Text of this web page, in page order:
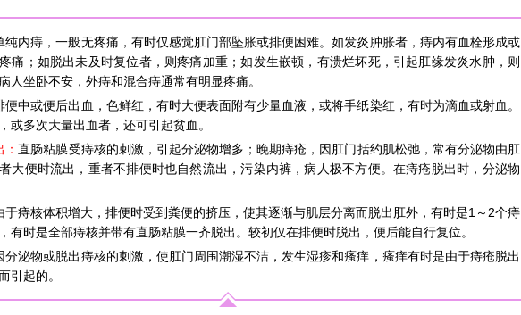
纯内痔，一般无疼痛，有时仅感觉肛门部坠胀或排便困难。如发炎肿胀者，痔内有血栓形成或
痛；如脱出未及时复位者，则疼痛加重；如发生嵌顿，有溃烂坏死，引起肛缘发炎水肿，则
人坐卧不安，外痔和混合痔通常有明显疼痛。
便中或便后出血，色鲜红，有时大便表面附有少量血液，或将手纸染红，有时为滴血或射血。
或多次大量出血者，还可引起贫血。
：直肠粘膜受痔核的刺激，引起分泌物增多；晚期痔疮，因肛门括约肌松弛，常有分泌物由肛
大便时流出，重者不排便时也自然流出，污染内裤，病人极不方便。在痔疮脱出时，分泌物
于痔核体积增大，排便时受到粪便的挤压，使其逐渐与肌层分离而脱出肛外，有时是1～2个痔
有时是全部痔核并带有直肠粘膜一齐脱出。较初仅在排便时脱出，便后能自行复位。
分泌物或脱出痔核的刺激，使肛门周围潮湿不洁，发生湿疹和瘙痒，瘙痒有时是由于痔疮脱出
引起的。